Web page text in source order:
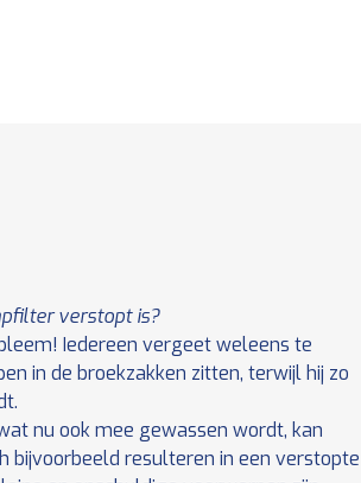
verstopt is?
Iedereen vergeet weleens te
in de broekzakken zitten, terwijl hij zo
nu ook mee gewassen wordt, kan
bijvoorbeeld resulteren in een verstopte